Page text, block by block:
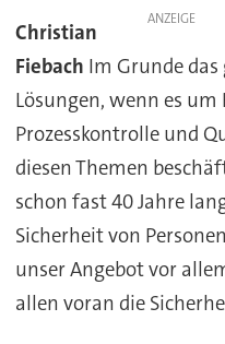
ANZEIGE
Christian
Fiebach Im Grunde
Lösungen, wenn es um
Prozesskontrolle und
diesen Themen
schon fast 40 Jahre
Sicherheit von
unser Angebot vor
allen voran die